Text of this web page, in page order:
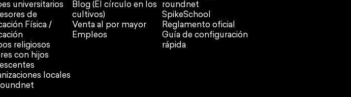
universitarios
de
Física /
religiosos
con hijos
locales
Blog (El círculo en los
cultivos)
Venta al por mayor
Empleos
roundnet
SpikeSchool
Reglamento oficial
Guía de configuración
rápida